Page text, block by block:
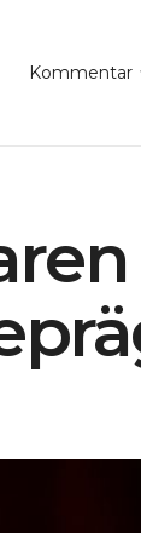
Kommentar